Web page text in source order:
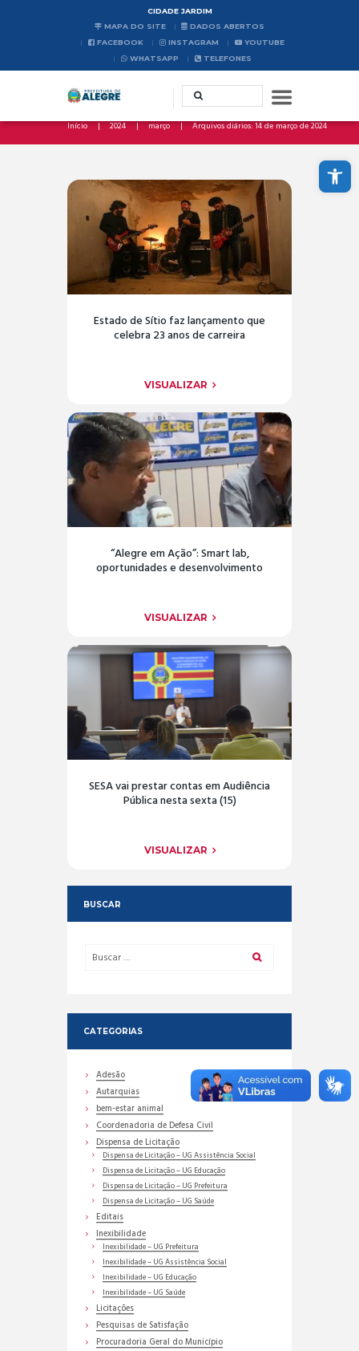
Abrir a barra de ferramentas
CIDADE JARDIM
MAPA DO SITE
DADOS ABERTOS
FACEBOOK
INSTAGRAM
YOUTUBE
WHATSAPP
TELEFONES
Início 2024 março Arquivos diários: 14 de março de 2024
Estado de Sítio faz lançamento que
celebra 23 anos de carreira
VISUALIZAR
“Alegre em Ação”: Smart lab,
oportunidades e desenvolvimento
VISUALIZAR
SESA vai prestar contas em Audiência
Pública nesta sexta (15)
VISUALIZAR
BUSCAR
CATEGORIAS
Adesão
Autarquias
bem-estar animal
Coordenadoria de Defesa Civil
Dispensa de Licitação
Dispensa de Licitação – UG Assistência Social
Dispensa de Licitação – UG Educação
Dispensa de Licitação – UG Prefeitura
Dispensa de Licitação – UG Saúde
Editais
Inexibilidade
Inexibilidade – UG Prefeitura
Inexibilidade – UG Assistência Social
Inexibilidade – UG Educação
Inexibilidade – UG Saúde
Licitações
Pesquisas de Satisfação
Procuradoria Geral do Município